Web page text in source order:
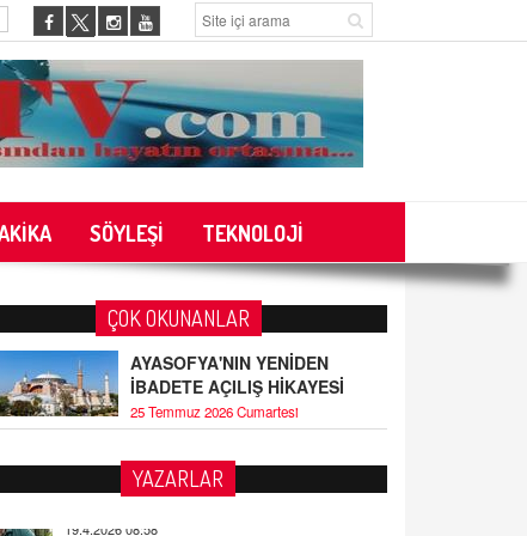
SÖYLEŞİ TEKNOLOJİ
ÇOK OKUNANLAR
AYASOFYA'NIN YENİDEN
İBADETE AÇILIŞ HİKAYESİ
25 Temmuz 2026 Cumartesi
YAZARLAR